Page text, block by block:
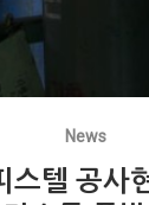
News
스텔 공사